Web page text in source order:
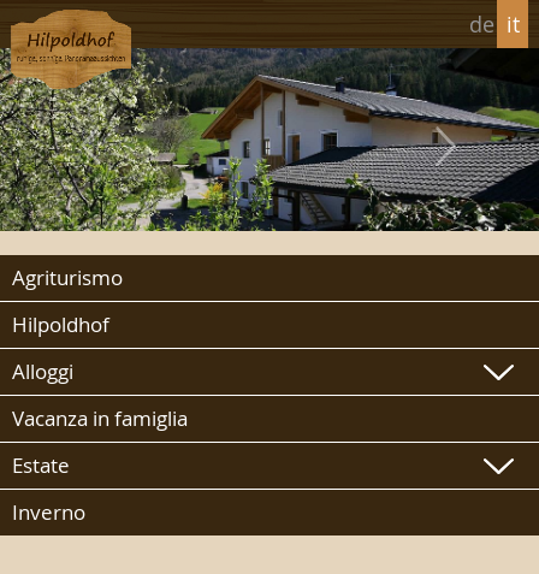
de it
Agriturismo
Hilpoldhof
Alloggi
Vacanza in famiglia
Estate
Inverno